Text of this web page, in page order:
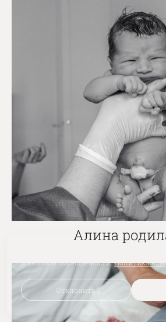
Алина
и анализа посещаемости.Политика
Отклонить